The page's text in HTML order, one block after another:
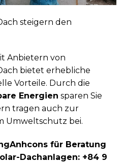
steigern den
Anbietern von
bietet erhebliche
Vorteile. Durch die
Energien sparen Sie
tragen auch zur
Umweltschutz bei.
für Beratung
Dachanlagen: +84 9